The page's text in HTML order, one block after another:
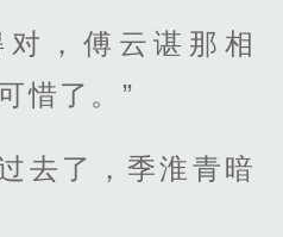
，傅云谌那相
惜了。”
去了，季淮青暗